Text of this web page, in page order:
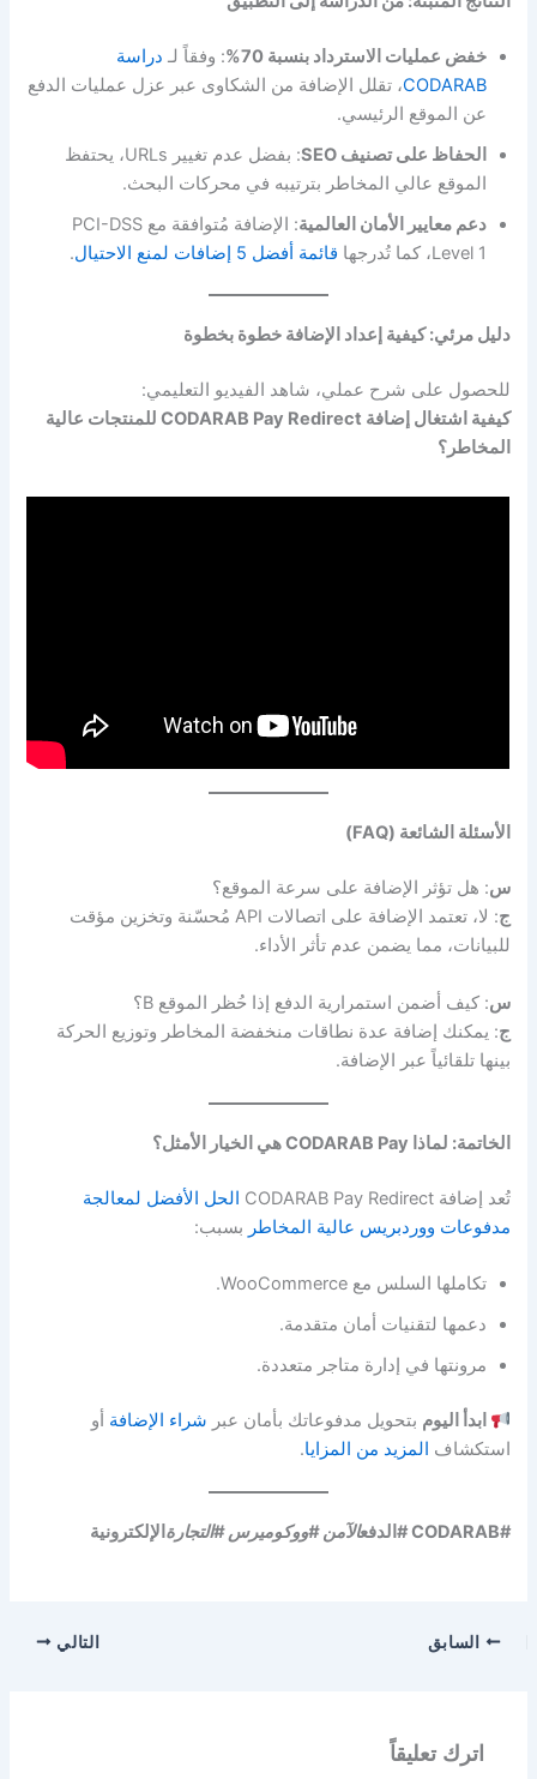
خفض عمليات الاسترداد بنسبة 70% : وفقاً لـ دراسة
CODARAB، تقلل الإضافة من الشكاوى عبر عزل عمليات الدفع
عن الموقع الرئيسي.
الحفاظ على تصنيف SEO
: بفضل عدم تغيير URLs، يحتفظ
الموقع عالي المخاطر بترتيبه في محركات البحث.
دعم معايير الأمان العالمية
: الإضافة مُتوافقة مع PCI-DSS
Level 1، كما تُدرجها
قائمة أفضل 5 إضافات لمنع الاحتيال .
دليل مرئي: كيفية إعداد الإضافة خطوة بخطوة
للحصول على شرح عملي، شاهد الفيديو التعليمي:
كيفية اشتغال إضافة CODARAB Pay Redirect للمنتجات عالية
المخاطر؟
الأسئلة الشائعة (FAQ)
س: هل تؤثر الإضافة على سرعة الموقع؟
ج
: لا، تعتمد الإضافة على اتصالات API مُحسّنة وتخزين مؤقت
للبيانات، مما يضمن عدم تأثر الأداء.
س: كيف أضمن استمرارية الدفع إذا حُظر الموقع B؟
ج: يمكنك إضافة عدة نطاقات منخفضة المخاطر وتوزيع الحركة
بينها تلقائياً عبر الإضافة.
الخاتمة: لماذا CODARAB Pay هي الخيار الأمثل؟
تُعد إضافة CODARAB Pay Redirect
الحل الأفضل لمعالجة
مدفوعات ووردبريس عالية المخاطر بسبب:
تكاملها السلس مع WooCommerce.
دعمها لتقنيات أمان متقدمة.
مرونتها في إدارة متاجر متعددة.
ابدأ اليوم بتحويل مدفوعاتك بأمان عبر شراء الإضافة أو
استكشاف المزيد من المزايا.
#CODARAB #الدفع الآمن #ووكوميرس #التجارة الإلكترونية
السابق التالي
اترك تعليقاً